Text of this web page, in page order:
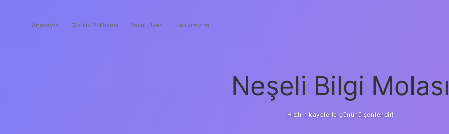
Anasayfa Gizlilik Politikası Yasal Uyarı Hakkımızda
Neşeli Bilgi Molası
Hızlı hikayelerle gününü şenlendir!